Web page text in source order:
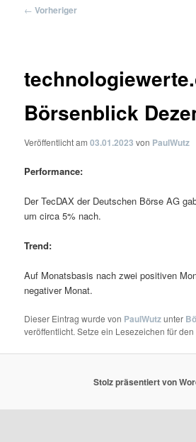
Beitragsnavigation
← Vorheriger
Börsenblick
Veröffentlicht am03.01.2023 von PaulWutz
Performance:
Der TecDAX der Deutschen Börse AG
um circa 5% nach.
Trend:
Auf Monatsbasis nach zwei positiven
negativer Monat.
Dieser Eintrag wurde von PaulWutzunter
veröffentlicht. Setze ein Lesezeichen für den
Stolz präsentiert von